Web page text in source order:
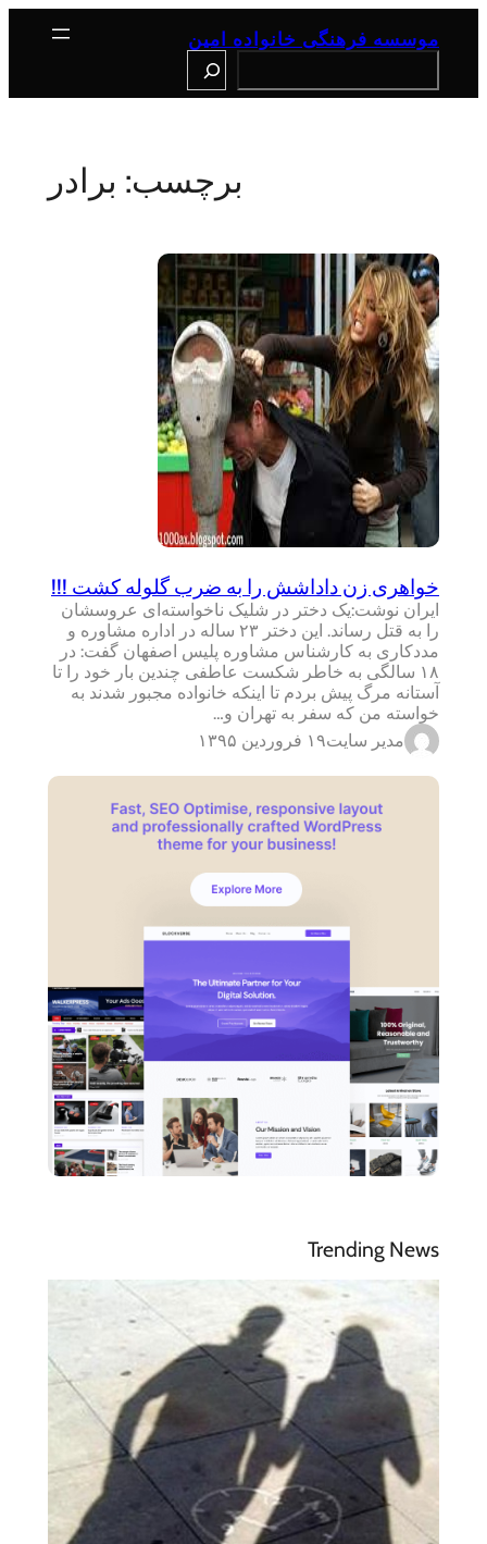
موسسه فرهنگی خانواده امین
برچسب: برادر
خواهری زن داداشش را به ضرب گلوله کشت !!!
ایران نوشت:یک دختر در شلیک ناخواسته‌ای عروسشان
را به قتل رساند. این دختر ۲۳ ساله در اداره مشاوره و
مددکاری به کارشناس مشاوره پلیس اصفهان گفت: در
۱۸ سالگی به خاطر شکست عاطفی چندین بار خود را تا
آستانه مرگ پیش بردم تا اینکه خانواده مجبور شدند به
خواسته من که سفر به تهران و…
مدیر سایت۱۹ فروردین ۱۳۹۵
Trending News